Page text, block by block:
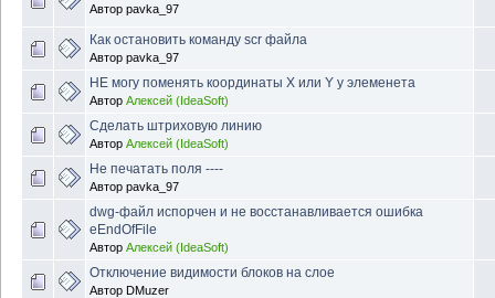
Автор pavka_97
Как остановить команду scr файла
Автор pavka_97
НЕ могу поменять координаты X или Y у элеменета
Автор Алексей (IdeaSoft)
Сделать штриховую линию
Автор Алексей (IdeaSoft)
Не печатать поля ----
Автор pavka_97
dwg-файл испорчен и не восстанавливается ошибка
eEndOfFile
Автор Алексей (IdeaSoft)
Отключение видимости блоков на слое
Автор DMuzer